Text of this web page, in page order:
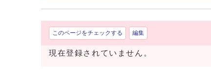
このページをチェックする 編集
現在登録されていません。